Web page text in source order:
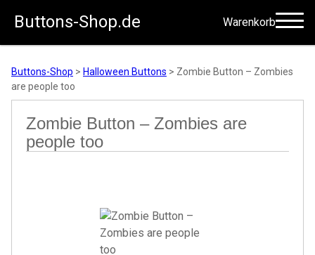
Zum Inhalt springen
Buttons-Shop.de Warenkorb
Buttons-Shop > Halloween Buttons > Zombie Button – Zombies
are people too
Zombie Button – Zombies are
people too